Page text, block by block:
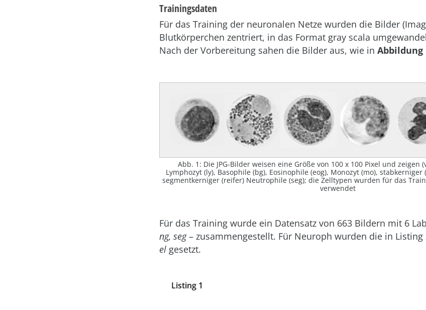
Trainingsdaten
Für das Training der neuronalen Netze wurden die Bilder
Blutkörperchen zentriert, in das Format gray scala
Nach der Vorbereitung sahen die Bilder aus, wie in Abbildung
Abb. 1: Die JPG-Bilder weisen eine Größe von 100 x 100 Pixel und zeigen
Lymphozyt (ly), Basophile (bg), Eosinophile (eog), Monozyt (mo),
segmentkerniger (reifer) Neutrophile (seg); die Zelltypen wurden für das
verwendet
Für das Training wurde ein Datensatz von 663 Bildern mit 6
ng, seg– zusammengestellt. Für Neuroph wurden die in Listing
el gesetzt.
Listing 1